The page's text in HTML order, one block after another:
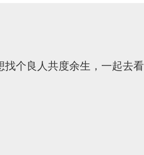
个良人共度余生，一起去看